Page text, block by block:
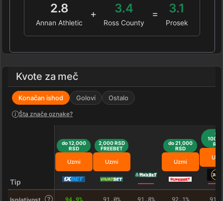
2.8
Annan Athletic
+ 3.4
Ross County
= 3.1
Prosek
Kvote za meč
Konačan ishod Golovi Ostalo
Šta znače oznake?
Tip
do 12,000
RSD
Uzmi
2,000 RSD
FREEBET
Uzmi
do 21,000
RSD
Uzmi
do
RSD
94.9% 91.0% 91.8% 92.1%